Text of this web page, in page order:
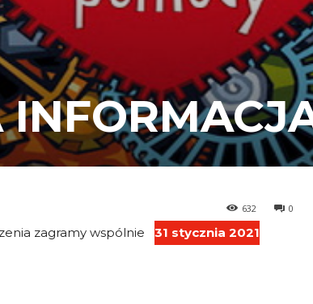
0
632
zagramy wspólnie 31 stycznia 2021